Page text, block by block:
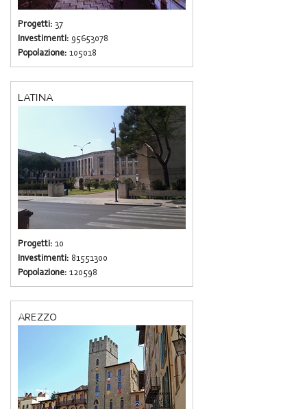
Progetti: 37
Investimenti: 95653078
Popolazione: 105018
LATINA
Progetti: 10
Investimenti: 81551300
Popolazione: 120598
AREZZO